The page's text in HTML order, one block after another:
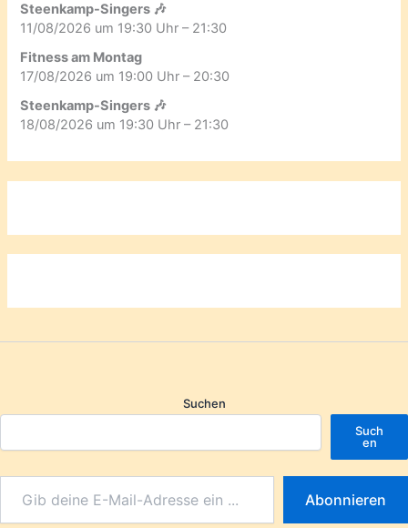
Steenkamp-Singers 🎶
11/08/2026 um 19:30 Uhr – 21:30
Fitness am Montag
17/08/2026 um 19:00 Uhr – 20:30
Steenkamp-Singers 🎶
18/08/2026 um 19:30 Uhr – 21:30
Suchen
Such
en
Abonnieren